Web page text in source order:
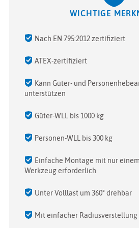
WICHTIGE
Nach EN 795:2012 zertifiziert
ATEX-zertifiziert
Kann Güter- und
unterstützen
Güter-WLL bis 1000 kg
Personen-WLL bis 300 kg
Einfache Montage mit nur
Werkzeug erforderlich
Unter Volllast um 360° drehbar
Mit einfacher Radiusverstellung